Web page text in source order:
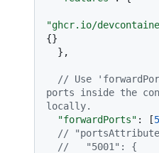
"ghcr.io/
{}
} ,
// Use
ports inside the
locally.
"forwardPorts" : [
//
//   "5001": {